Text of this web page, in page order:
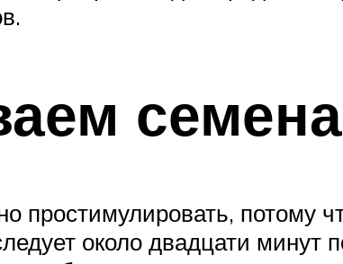
семена
простимулировать, потому
около двадцати минут